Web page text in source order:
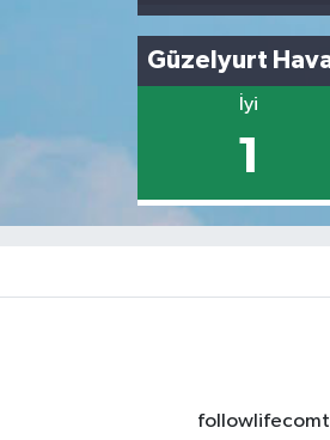
Güzelyurt
İyi
1